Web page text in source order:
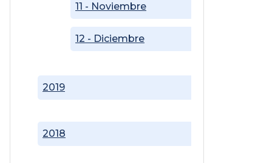
2018
2019
11 - Noviembre
12 - Diciembre